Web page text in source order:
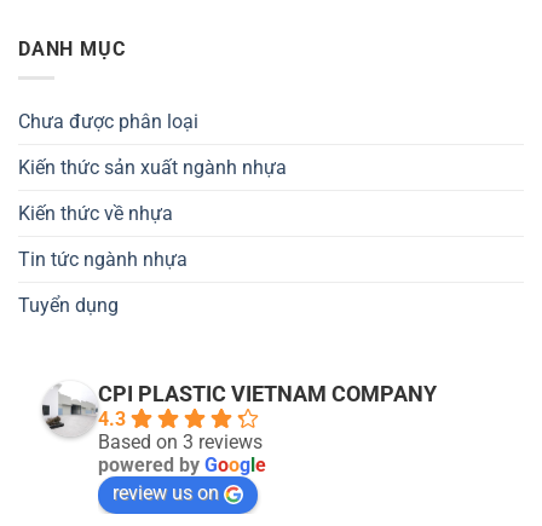
DANH MỤC
Chưa được phân loại
Kiến thức sản xuất ngành nhựa
Kiến thức về nhựa
Tin tức ngành nhựa
Tuyển dụng
CPI PLASTIC VIETNAM COMPANY
4.3
Based on 3 reviews
powered by Goog e
review us on